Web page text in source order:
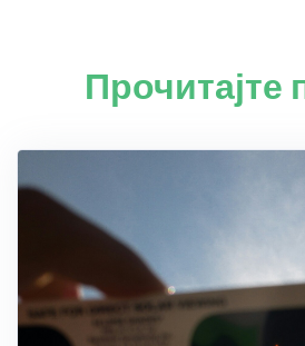
Прочитајте